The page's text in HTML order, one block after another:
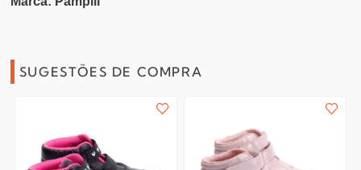
SUGESTÕES DE COMPRA